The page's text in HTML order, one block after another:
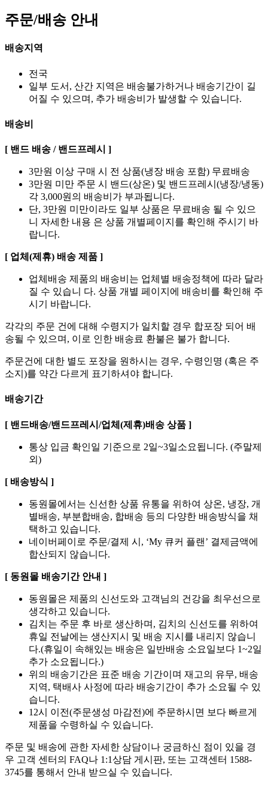
주문/배송 안내
배송지역
전국
일부 도서, 산간 지역은 배송불가하거나 배송기간이 길
어질 수 있으며, 추가 배송비가 발생할 수 있습니다.
배송비
[ 밴드 배송 / 밴드프레시 ]
3만원 이상 구매 시 전 상품(냉장 배송 포함) 무료배송
3만원 미만 주문 시 밴드(상온) 및 밴드프레시(냉장/냉동)
각 3,000원의 배송비가 부과됩니다.
단, 3만원 미만이라도 일부 상품은 무료배송 될 수 있으
니 자세한 내용 은 상품 개별페이지를 확인해 주시기 바
랍니다.
[ 업체(제휴) 배송 제품 ]
업체배송 제품의 배송비는 업체별 배송정책에 따라 달라
질 수 있습니 다. 상품 개별 페이지에 배송비를 확인해 주
시기 바랍니다.
각각의 주문 건에 대해 수령지가 일치할 경우 합포장 되어 배
송될 수 있으며, 이로 인한 배송료 환불은 불가 합니다.
주문건에 대한 별도 포장을 원하시는 경우, 수령인명 (혹은 주
소지)를 약간 다르게 표기하셔야 합니다.
배송기간
[ 밴드배송/밴드프레시/업체(제휴)배송 상품 ]
통상 입금 확인일 기준으로 2일~3일소요됩니다. (주말제
외)
[ 배송방식 ]
동원몰에서는 신선한 상품 유통을 위하여 상온, 냉장, 개
별배송, 부분합배송, 합배송 등의 다양한 배송방식을 채
택하고 있습니다.
네이버페이로 주문/결제 시, ‘My 큐커 플랜’ 결제금액에
합산되지 않습니다.
[ 동원몰 배송기간 안내 ]
동원몰은 제품의 신선도와 고객님의 건강을 최우선으로
생각하고 있습니다.
김치는 주문 후 바로 생산하며, 김치의 신선도를 위하여
휴일 전날에는 생산지시 및 배송 지시를 내리지 않습니
다.(휴일이 속해있는 배송은 일반배송 소요일보다 1~2일
추가 소요됩니다.)
위의 배송기간은 표준 배송 기간이며 재고의 유무, 배송
지역, 택배사 사정에 따라 배송기간이 추가 소요될 수 있
습니다.
12시 이전(주문생성 마감전)에 주문하시면 보다 빠르게
제품을 수령하실 수 있습니다.
주문 및 배송에 관한 자세한 상담이나 궁금하신 점이 있을 경
우 고객 센터의 FAQ나 1:1상담 게시판, 또는 고객센터 1588-
3745를 통해서 안내 받으실 수 있습니다.